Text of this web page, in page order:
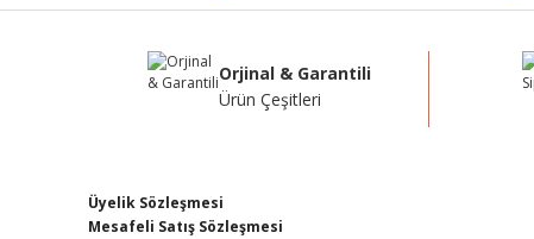
Bu ürüne benzer farklı alternatifler olmalı.
Orjinal & Garantili
Ürün Çeşitleri
Üyelik Sözleşmesi
Mesafeli Satış Sözleşmesi